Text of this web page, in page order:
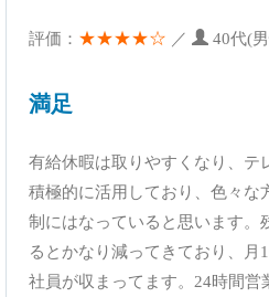
評価： ★★★★☆ ／ 40代(
満足
有給休暇は取りやすくなり、テ
積極的に活用しており、色々な
制にはなっていると思います。
るとかなり減ってきており、月
社員が収まってます。24時間